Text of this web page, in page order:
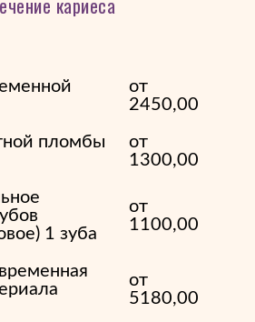
кариеса
от
2450,00
пломбы
от
1300,00
1 зуба
от
1100,00
от
5180,00